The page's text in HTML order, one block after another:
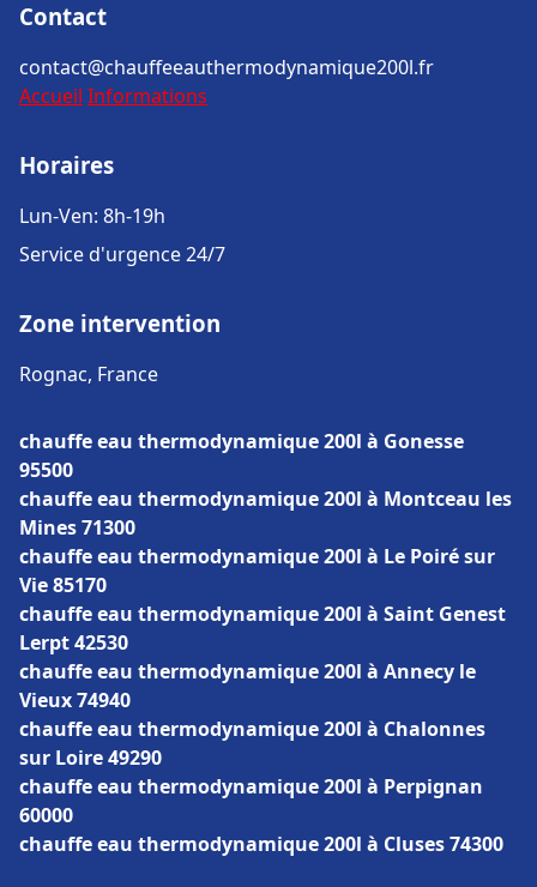
Contact
contact@chauffeeauthermodynamique200l.fr
Accueil Informations
Horaires
Lun-Ven: 8h-19h
Service d'urgence 24/7
Zone intervention
Rognac, France
chauffe eau thermodynamique 200l à Gonesse
95500
chauffe eau thermodynamique 200l à Montceau les
Mines 71300
chauffe eau thermodynamique 200l à Le Poiré sur
Vie 85170
chauffe eau thermodynamique 200l à Saint Genest
Lerpt 42530
chauffe eau thermodynamique 200l à Annecy le
Vieux 74940
chauffe eau thermodynamique 200l à Chalonnes
sur Loire 49290
chauffe eau thermodynamique 200l à Perpignan
60000
chauffe eau thermodynamique 200l à Cluses 74300